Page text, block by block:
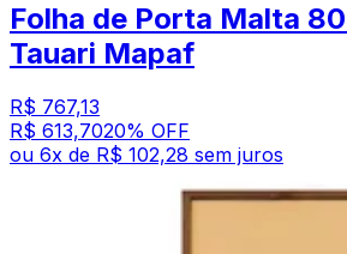
Folha de Porta Malta
Tauari Mapaf
R$ 767,13
R$ 613,7020% OFF
ou 6x de R$ 102,28 sem juros